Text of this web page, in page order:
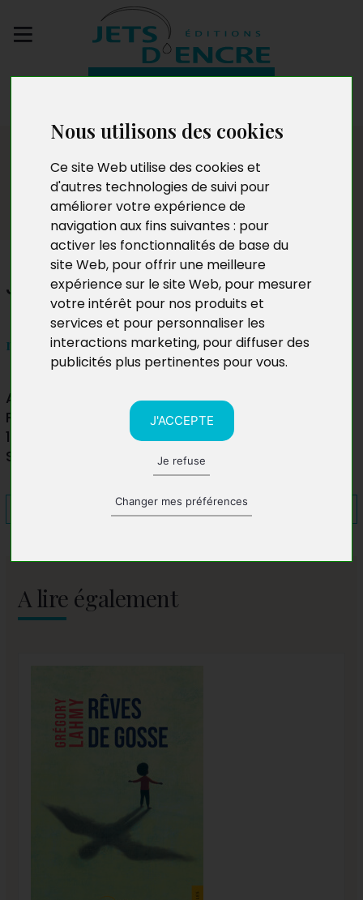
Nous utilisons des cookies
Ce site Web utilise des cookies et
d'autres technologies de suivi pour
améliorer votre expérience de
navigation aux fins suivantes : pour
activer les fonctionnalités de base du
site Web, pour offrir une meilleure
expérience sur le site Web, pour mesurer
votre intérêt pour nos produits et
services et pour personnaliser les
interactions marketing, pour diffuser des
publicités plus pertinentes pour vous.
J'ACCEPTE
Je refuse
Changer mes préférences
Dédicaces
Jean de Blonay
mercredi 7 mai 2025 de 10h à 20h
Al Mercato
Place du Marché
1227 Carrouge
Suisse
A lire également